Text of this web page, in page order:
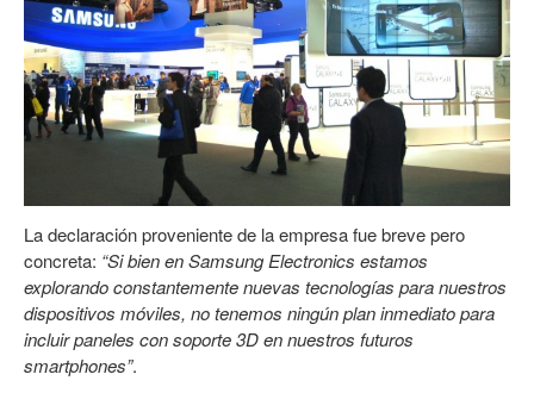
La declaración proveniente de la empresa fue breve pero
concreta: “Si bien en Samsung Electronics estamos
explorando constantemente nuevas tecnologías para nuestros
dispositivos móviles, no tenemos ningún plan inmediato para
incluir paneles con soporte 3D en nuestros futuros
smartphones”.